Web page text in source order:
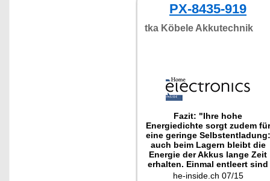
den Batteriehalter mit
abnehmbaren Batterietester
anschaffen.
PX-8435-919
tka Köbele Akkutechnik
Fazit: "Ihre hohe
Energiedichte sorgt zudem für
eine geringe Selbstentladung:
auch beim Lagern bleibt die
Energie der Akkus lange Zeit
erhalten. Einmal entleert sind
sie schnell wieder
he-inside.ch 07/15